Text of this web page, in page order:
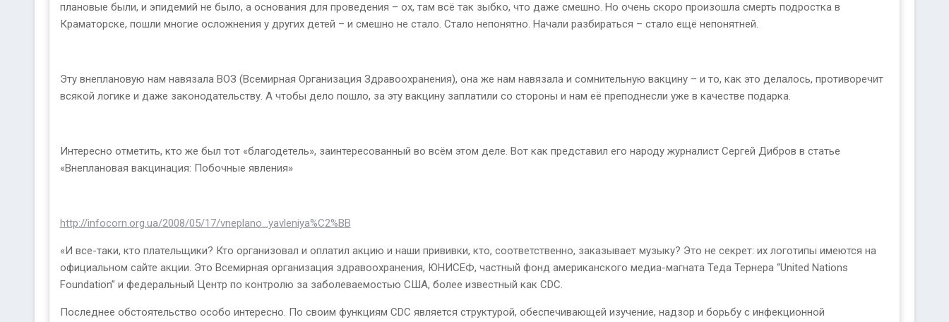
плановые были, и эпидемий не было, а основания для проведения – ох, там всё так зыбко, что даже смешно. Но очень скоро произошла смерть подростка в
Краматорске, пошли многие осложнения у других детей – и смешно не стало. Стало непонятно. Начали разбираться – стало ещё непонятней.
Эту внеплановую нам навязала ВОЗ (Всемирная Организация Здравоохранения), она же нам навязала и сомнительную вакцину – и то, как это делалось, противоречит
всякой логике и даже законодательству. А чтобы дело пошло, за эту вакцину заплатили со стороны и нам её преподнесли уже в качестве подарка.
Интересно отметить, кто же был тот «благодетель», заинтересованный во всём этом деле. Вот как представил его народу журналист Сергей Дибров в статье
«Внеплановая вакцинация: Побочные явления»
http://infocorn.org.ua/2008/05/17/vneplano...yavleniya%C2%BB
«И все-таки, кто плательщики? Кто организовал и оплатил акцию и наши прививки, кто, соответственно, заказывает музыку? Это не секрет: их логотипы имеются на
официальном сайте акции. Это Всемирная организация здравоохранения, ЮНИСЕФ, частный фонд американского медиа-магната Теда Тернера “United Nations
Foundation” и федеральный Центр по контролю за заболеваемостью США, более известный как CDC.
Последнее обстоятельство особо интересно. По своим функциям CDC является структурой, обеспечивающей изучение, надзор и борьбу с инфекционной